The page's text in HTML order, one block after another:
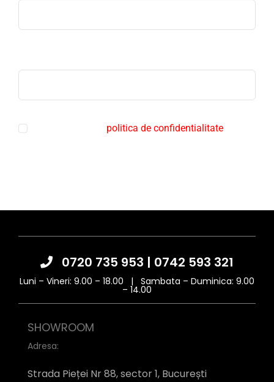
politica de confidentialitate
0720 735 953 | 0742 593 321
Luni – Vineri: 9.00 – 18.00 | Sambata – Duminica: 9.00
– 14.00
SHOWROOM
Adresa:
Strada Pieței Nr 88, sector 1, București